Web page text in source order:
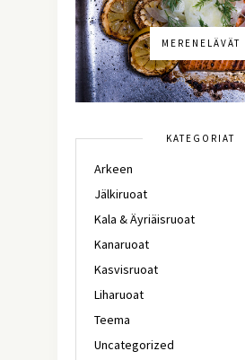
MERENELÄVÄT
KATEGORIAT
Arkeen
Jälkiruoat
Kala & Äyriäisruoat
Kanaruoat
Kasvisruoat
Liharuoat
Teema
Uncategorized